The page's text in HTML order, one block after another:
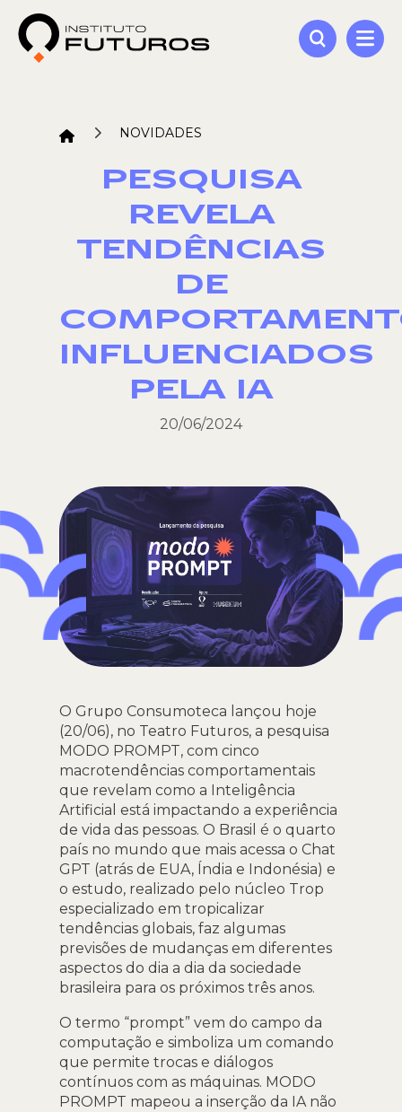
NOVIDADES
PESQUISA
REVELA
TENDÊNCIAS
DE
INFLUENCIADOS
PELA IA
20/06/2024
O Grupo Consumoteca lançou hoje
(20/06), no Teatro Futuros, a pesquisa
MODO PROMPT, com cinco
macrotendências comportamentais
que revelam como a Inteligência
Artificial está impactando a experiência
de vida das pessoas. O Brasil é o quarto
país no mundo que mais acessa o Chat
GPT (atrás de EUA, Índia e Indonésia) e
o estudo, realizado pelo núcleo Trop
especializado em tropicalizar
tendências globais, faz algumas
previsões de mudanças em diferentes
aspectos do dia a dia da sociedade
brasileira para os próximos três anos.
O termo “prompt” vem do campo da
computação e simboliza um comando
que permite trocas e diálogos
contínuos com as máquinas. MODO
PROMPT mapeou a inserção da IA não